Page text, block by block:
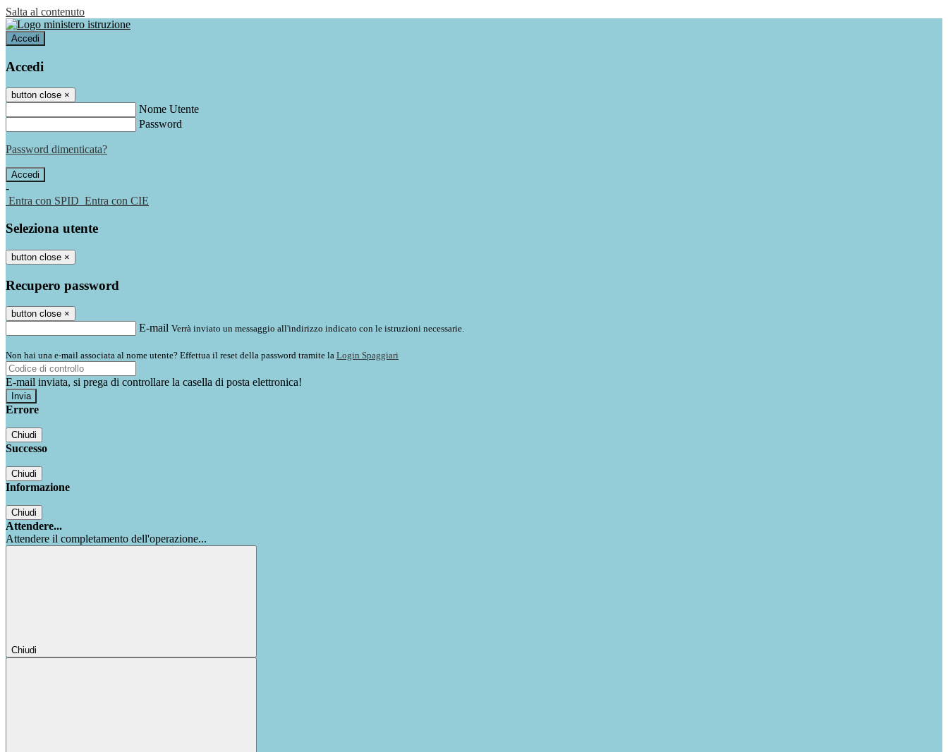
Salta al contenuto
Accedi
Accedi
button close ×
Nome Utente
Password
Password dimenticata?
-
Entra con SPID Entra con CIE
Seleziona utente
button close ×
Recupero password
button close ×
E-mail Verrà inviato un messaggio all'indirizzo indicato con le istruzioni necessarie.
Non hai una e-mail associata al nome utente? Effettua il reset della password tramite la Login Spaggiari
E-mail inviata, si prega di controllare la casella di posta elettronica!
Errore
Chiudi
Successo
Chiudi
Informazione
Chiudi
Attendere...
Attendere il completamento dell'operazione...
Chiudi